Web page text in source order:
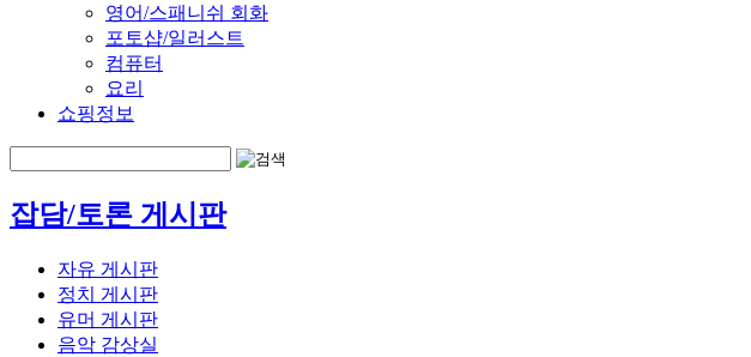
영어/스패니쉬 회화
포토샵/일러스트
컴퓨터
요리
쇼핑정보
잡담/토론 게시판
자유 게시판
정치 게시판
유머 게시판
음악 감상실